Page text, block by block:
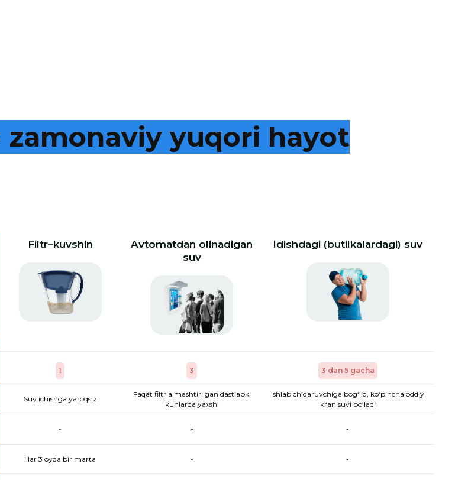
zamonaviy yuqori hayot
Filtr–kuvshin
Avtomatdan olinadigan
suv
Idishdagi (butilkalardagi) suv
1 3 3 dan 5 gacha
Suv ichishga yaroqsiz
Faqat filtr almashtirilgan dastlabki
kunlarda yaxshi
Ishlab chiqaruvchiga bog‘liq, ko‘pincha oddiy
kran suvi bo‘ladi
- + -
Har 3 oyda bir marta - -